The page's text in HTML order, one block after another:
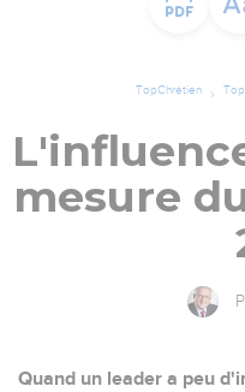
TopChrétien
mesure
Quand un leader a peu